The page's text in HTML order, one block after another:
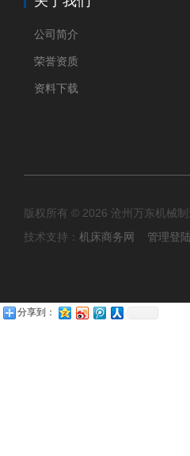
公司简介
荣誉资质
资料下载
版权所有 © 2026 沧州万东机械
技术支持： 机床商务网 管理登
分享到：